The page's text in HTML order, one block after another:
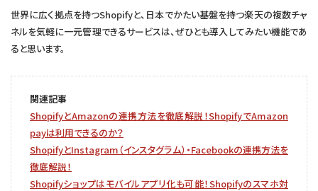
世界に広く拠点を持つShopifyと、日本でかたい基盤を持つ楽天の複数チャ
ネルを気軽に一元管理できるサービスは、ぜひとも導入してみたい機能であ
ると思います。
関連記事
ShopifyとAmazonの連携方法を徹底解説！ShopifyでAmazon
payは利用できるのか？
ShopifyとInstagram（インスタグラム）・Facebookの連携方法を
徹底解説！
Shopifyショップはモバイルアプリ化も可能！Shopifyのスマホ対